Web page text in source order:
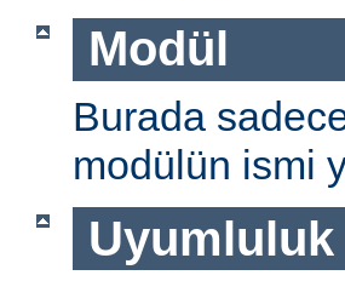
Modül
Burada
modülün ismi
Uyumluluk